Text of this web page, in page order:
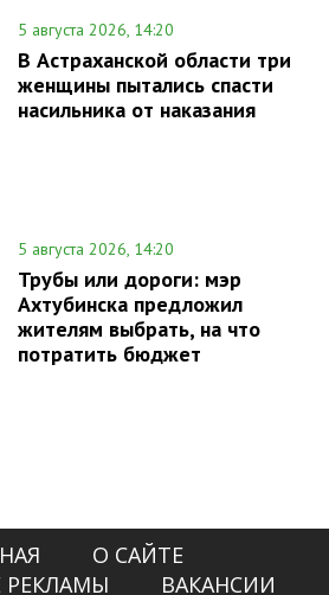
5 августа 2026, 14:20
В Астраханской области три
женщины пытались спасти
насильника от наказания
5 августа 2026, 14:20
Трубы или дороги: мэр
Ахтубинска предложил
жителям выбрать, на что
потратить бюджет
О САЙТЕ
ВАКАНСИИ